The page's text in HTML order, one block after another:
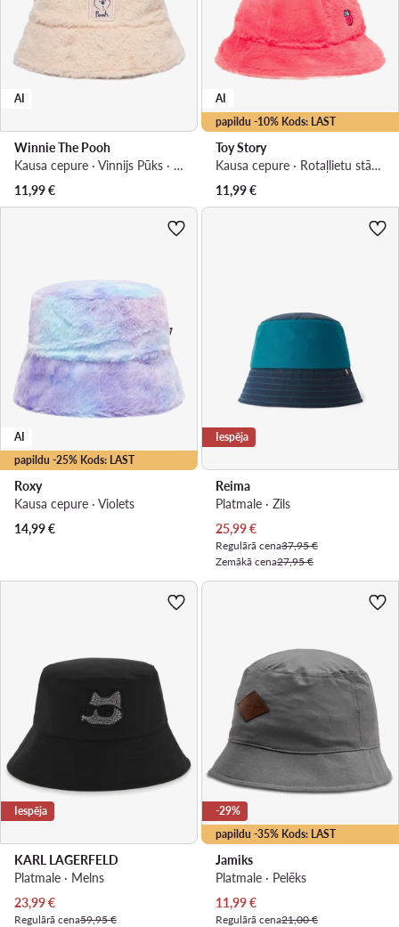
AI
Winnie The Pooh
Kausa cepure · Vinnijs Pūks · Bēšs
11,99€
papildu -10% Kods: LAST
AI
Toy Story
Kausa cepure · Rotaļlietu stāsts · Rozā
11,99€
papildu -25% Kods: LAST
AI
Roxy
Kausa cepure · Violets
14,99€
Iespēja
Reima
Platmale · Zils
Pašreizējā cena
25,99€
Regulārā cena37,95 €
Zemākā cena27,95 €
Iespēja
KARL LAGERFELD
Platmale · Melns
Pašreizējā cena
23,99€
Regulārā cena59,95 €
papildu -35% Kods: LAST
-29%
Jamiks
Platmale · Pelēks
Pašreizējā cena
11,99€
Regulārā cena21,00 €